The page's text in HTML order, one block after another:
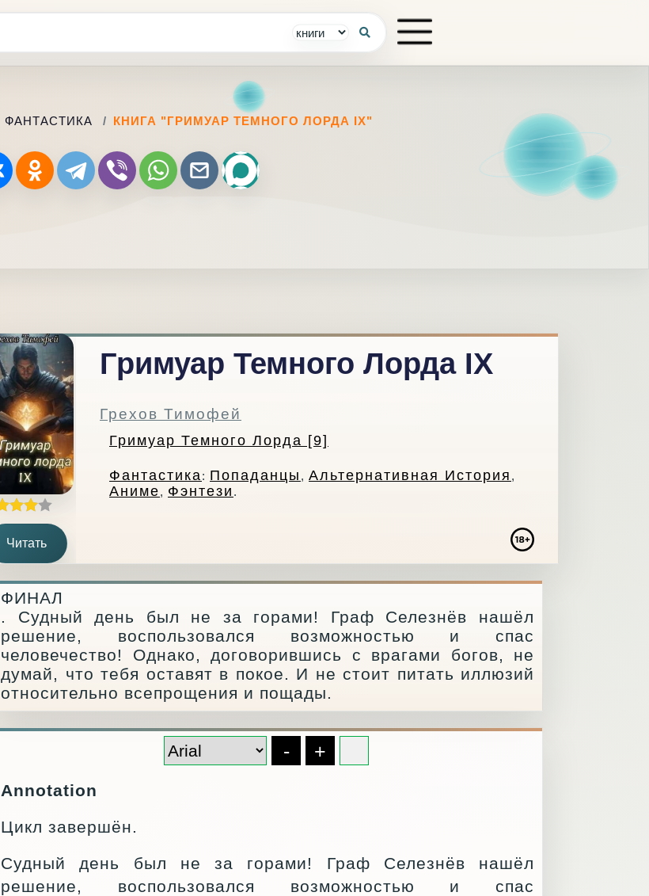
ФАНТАСТИКА КНИГА "ГРИМУАР ТЕМНОГО ЛОРДА IX"
Читать
Гримуар Темного Лорда IX
Грехов Тимофей
Гримуар Темного Лорда [9]
Фантастика: Попаданцы , Альтернативная История ,
Аниме, Фэнтези .
ФИНАЛ
. Судный день был не за горами! Граф Селезнёв нашёл
решение, воспользовался возможностью и спас
человечество! Однако, договорившись с врагами богов, не
думай, что тебя оставят в покое. И не стоит питать иллюзий
относительно всепрощения и пощады.
- +
Annotation
Цикл завершён.
Судный день был не за горами! Граф Селезнёв нашёл
решение, воспользовался возможностью и спас